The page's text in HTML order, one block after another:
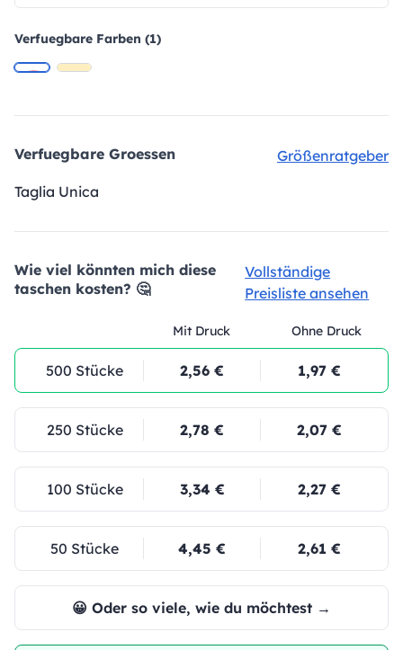
Verfuegbare Farben (1)
Verfuegbare Groessen
Größenratgeber
Taglia Unica
Wie viel könnten mich diese
taschen kosten? 🤔
Vollständige
Preisliste ansehen
Mit Druck Ohne Druck
500 Stücke 2,56 € 1,97 €
250 Stücke 2,78 € 2,07 €
100 Stücke 3,34 € 2,27 €
50 Stücke 4,45 € 2,61 €
😀 Oder so viele, wie du möchtest →